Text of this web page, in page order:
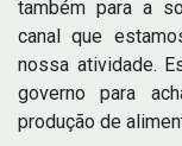
também para a
canal que
nossa atividade.
governo para
produção de